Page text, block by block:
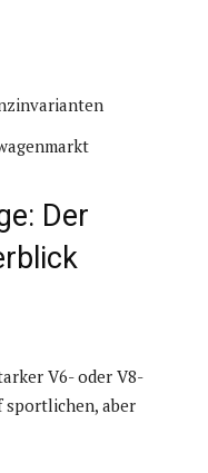
Der
V6- oder V8-
sportlichen, aber